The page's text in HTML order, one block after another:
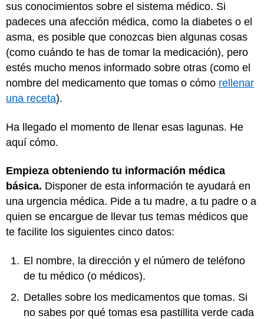
sus conocimientos sobre el sistema médico. Si
padeces una afección médica, como la diabetes o el
asma, es posible que conozcas bien algunas cosas
(como cuándo te has de tomar la medicación), pero
estés mucho menos informado sobre otras (como el
nombre del medicamento que tomas o cómo rellenar
una receta).
Ha llegado el momento de llenar esas lagunas. He
aquí cómo.
Empieza obteniendo tu información médica
básica. Disponer de esta información te ayudará en
una urgencia médica. Pide a tu madre, a tu padre o a
quien se encargue de llevar tus temas médicos que
te facilite los siguientes cinco datos:
El nombre, la dirección y el número de teléfono
de tu médico (o médicos).
Detalles sobre los medicamentos que tomas. Si
no sabes por qué tomas esa pastillita verde cada